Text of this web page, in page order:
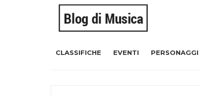
CLASSIFICHE EVENTI PERSONAGGI